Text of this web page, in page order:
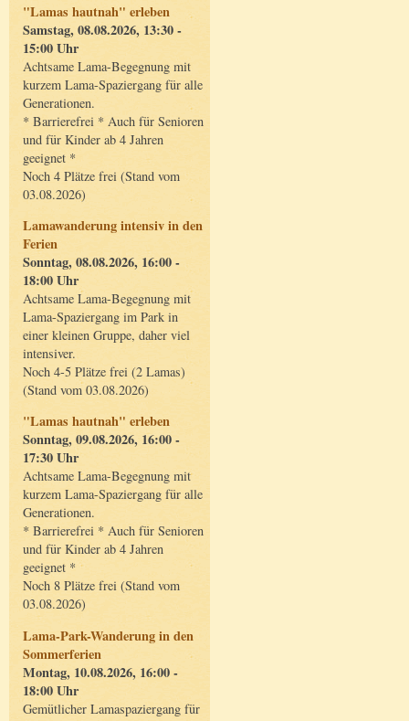
"Lamas hautnah" erleben
Samstag, 08.08.2026, 13:30 -
15:00 Uhr
Achtsame Lama-Begegnung mit
kurzem Lama-Spaziergang für alle
Generationen.
* Barrierefrei * Auch für Senioren
und für Kinder ab 4 Jahren
geeignet *
Noch 4 Plätze frei (Stand vom
03.08.2026)
Lamawanderung intensiv in den
Ferien
Sonntag, 08.08.2026, 16:00 -
18:00 Uhr
Achtsame Lama-Begegnung mit
Lama-Spaziergang im Park in
einer kleinen Gruppe, daher viel
intensiver.
Noch 4-5 Plätze frei (2 Lamas)
(Stand vom 03.08.2026)
"Lamas hautnah" erleben
Sonntag, 09.08.2026, 16:00 -
17:30 Uhr
Achtsame Lama-Begegnung mit
kurzem Lama-Spaziergang für alle
Generationen.
* Barrierefrei * Auch für Senioren
und für Kinder ab 4 Jahren
geeignet *
Noch 8 Plätze frei (Stand vom
03.08.2026)
Lama-Park-Wanderung in den
Sommerferien
Montag, 10.08.2026, 16:00 -
18:00 Uhr
Gemütlicher Lamaspaziergang für